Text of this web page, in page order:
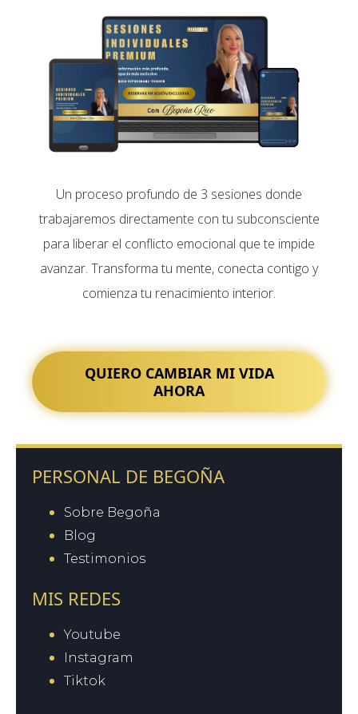
Un proceso profundo de 3 sesiones donde
trabajaremos directamente con tu subconsciente
para liberar el conflicto emocional que te impide
avanzar. Transforma tu mente, conecta contigo y
comienza tu renacimiento interior.
QUIERO CAMBIAR MI VIDA
AHORA
PERSONAL DE BEGOÑA
Sobre Begoña
Blog
Testimonios
MIS REDES
Youtube
Instagram
Tiktok